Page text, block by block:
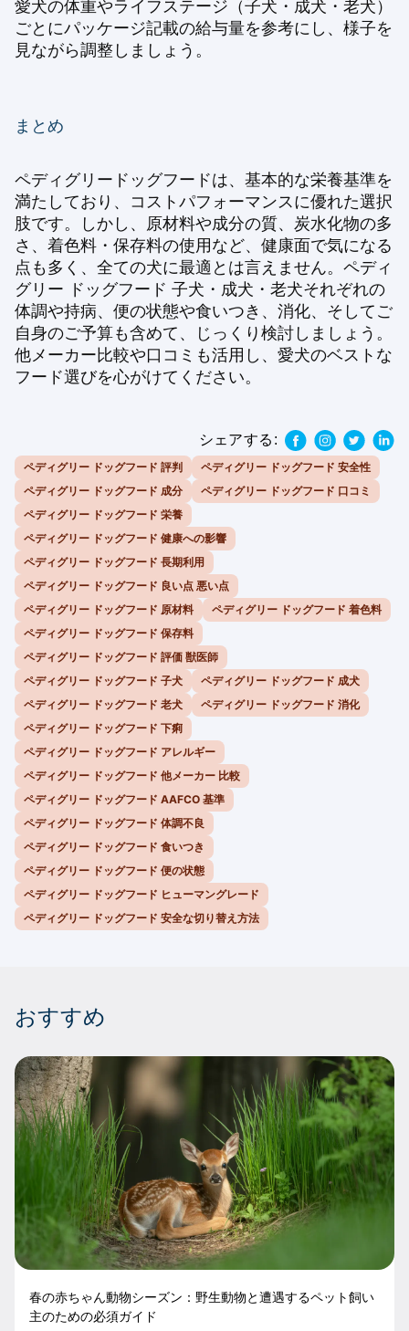
愛犬の体重やライフステージ（子犬・成犬・老犬）
ごとにパッケージ記載の給与量を参考にし、様子を
見ながら調整しましょう。
まとめ
ペディグリードッグフードは、基本的な栄養基準を
満たしており、コストパフォーマンスに優れた選択
肢です。しかし、原材料や成分の質、炭水化物の多
さ、着色料・保存料の使用など、健康面で気になる
点も多く、全ての犬に最適とは言えません。ペディ
グリー ドッグフード 子犬・成犬・老犬それぞれの
体調や持病、便の状態や食いつき、消化、そしてご
自身のご予算も含めて、じっくり検討しましょう。
他メーカー比較や口コミも活用し、愛犬のベストな
フード選びを心がけてください。
シェアする:
ペディグリー ドッグフード 評判
ペディグリー ドッグフード 安全性
ペディグリー ドッグフード 成分
ペディグリー ドッグフード 口コミ
ペディグリー ドッグフード 栄養
ペディグリー ドッグフード 健康への影響
ペディグリー ドッグフード 長期利用
ペディグリー ドッグフード 良い点 悪い点
ペディグリー ドッグフード 原材料
ペディグリー ドッグフード 着色料
ペディグリー ドッグフード 保存料
ペディグリー ドッグフード 評価 獣医師
ペディグリー ドッグフード 子犬
ペディグリー ドッグフード 成犬
ペディグリー ドッグフード 老犬
ペディグリー ドッグフード 消化
ペディグリー ドッグフード 下痢
ペディグリー ドッグフード アレルギー
ペディグリー ドッグフード 他メーカー 比較
ペディグリー ドッグフード AAFCO 基準
ペディグリー ドッグフード 体調不良
ペディグリー ドッグフード 食いつき
ペディグリー ドッグフード 便の状態
ペディグリー ドッグフード ヒューマングレード
ペディグリー ドッグフード 安全な切り替え方法
おすすめ
春の赤ちゃん動物シーズン：野生動物と遭遇するペット飼い
主のための必須ガイド